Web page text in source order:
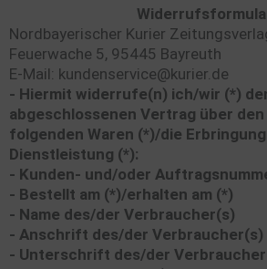
Nordbayerischer Kurier
Feuerwache 5, 95445 Bayreuth
E-Mail: kundenservice@kurier.de
- Hiermit widerrufe(n) ich/wir (*)
abgeschlossenen Vertrag über
folgenden Waren (*)/die
Dienstleistung (*):
- Kunden- und/oder
- Bestellt am (*)/erhalten am (*)
- Name des/der Verbraucher(s)
- Anschrift des/der Verbraucher(s)
- Unterschrift des/der